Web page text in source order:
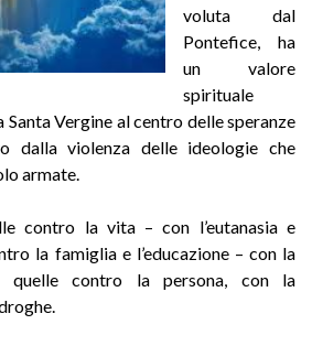
voluta dal
Pontefice, ha
un valore
spirituale
Vergine al centro delle speranze
dalla violenza delle ideologie che
armate.
contro la vita – con l’eutanasia e
la famiglia e l’educazione – con la
quelle contro la persona, con la